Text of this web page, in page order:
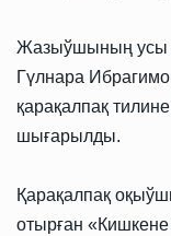
Жазыўшының усы
Гүлнара
қарақалпақ
шығарылды.
Қарақалпақ
отырған